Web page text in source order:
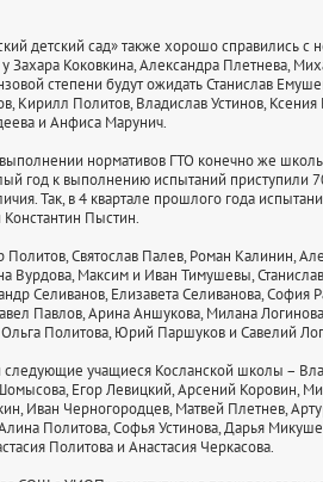
детский сад» также хорошо справились с
Захара Коковкина, Александра Плетнева,
степени будут ожидать Станислав
Кирилл Политов, Владислав Устинов, Ксения
и Анфиса Марунич.
выполнении нормативов ГТО конечно же
год к выполнению испытаний приступили
Так, в 4 квартале прошлого года
Пыстин.
Политов, Святослав Палев, Роман Калинин,
Вурдова, Максим и Иван Тимушевы,
Селиванов, Елизавета Селиванова, София
Павлов, Арина Аншукова, Милана
Политова, Юрий Паршуков и Савелий
учащиеся Косланской школы –
Егор Левицкий, Арсений Коровин,
Иван Черногородцев, Матвей Плетнев,
Политова, Софья Устинова, Дарья
Политова и Анастасия Черкасова.